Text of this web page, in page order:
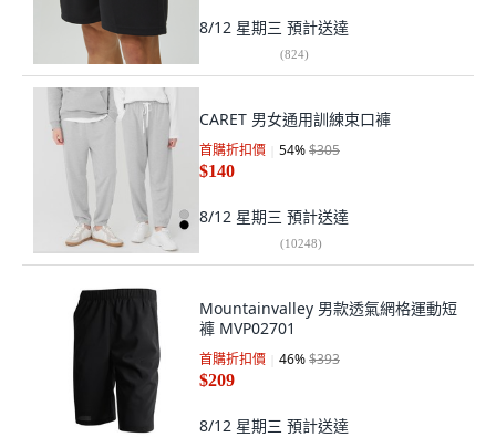
8/12 星期三 預計送達
(824)
CARET 男女通用訓練束口褲
首購折扣價 54%$305
$140
8/12 星期三 預計送達
(10248)
Mountainvalley 男款透氣網格運動短
褲 MVP02701
首購折扣價 46%$393
$209
8/12 星期三 預計送達